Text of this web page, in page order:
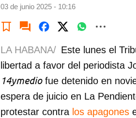
03 de junio 2025 - 10:16
LA HABANA/ Este lunes el
libertad a favor del periodista
14ymediofue detenido en
espera de juicio en La
protestar contra los apagones